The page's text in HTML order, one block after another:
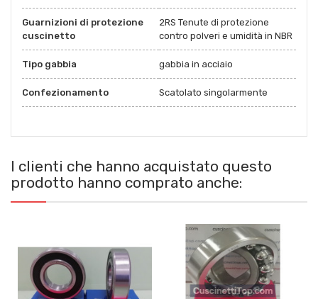
Guarnizioni di protezione
cuscinetto
2RS Tenute di protezione
contro polveri e umidità in NBR
Tipo gabbia gabbia in acciaio
Confezionamento Scatolato singolarmente
I clienti che hanno acquistato questo
prodotto hanno comprato anche: